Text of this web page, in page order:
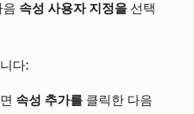
음 속성 사용자 지정을 선택
다:
속성 추가를 클릭한 다음